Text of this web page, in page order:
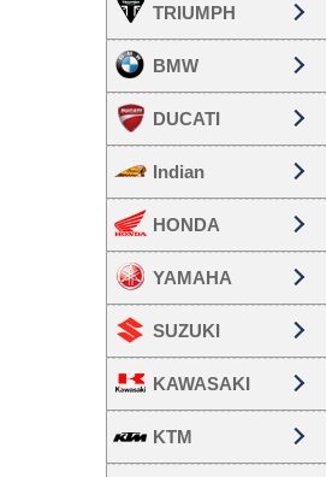
TRIUMPH
BMW
DUCATI
Indian
HONDA
YAMAHA
SUZUKI
KAWASAKI
KTM